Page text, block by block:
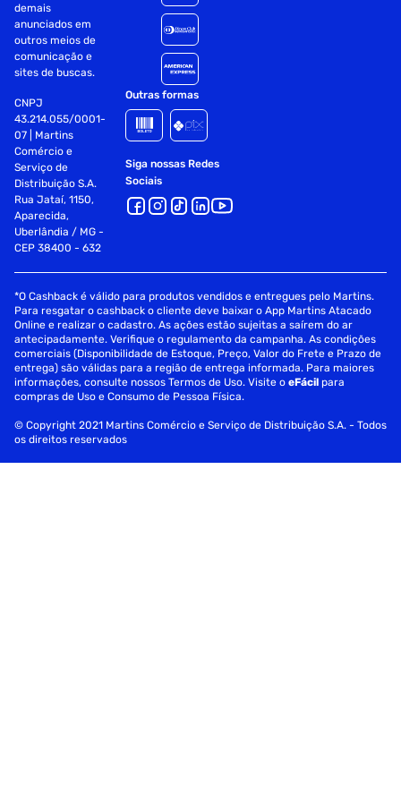
demais
anunciados em
outros meios de
comunicação e
sites de buscas.
CNPJ
43.214.055/0001-
07 | Martins
Comércio e
Serviço de
Distribuição S.A.
Rua Jataí, 1150,
Aparecida,
Uberlândia / MG -
CEP 38400 - 632
Outras formas
Siga nossas Redes
Sociais
*O Cashback é válido para produtos vendidos e entregues pelo Martins.
Para resgatar o cashback o cliente deve baixar o App Martins Atacado
Online e realizar o cadastro. As ações estão sujeitas a saírem do ar
antecipadamente. Verifique o regulamento da campanha. As condições
comerciais (Disponibilidade de Estoque, Preço, Valor do Frete e Prazo de
entrega) são válidas para a região de entrega informada. Para maiores
informações, consulte nossos Termos de Uso. Visite oeFácil para
compras de Uso e Consumo de Pessoa Física.
© Copyright 2021 Martins Comércio e Serviço de Distribuição S.A. - Todos
os direitos reservados